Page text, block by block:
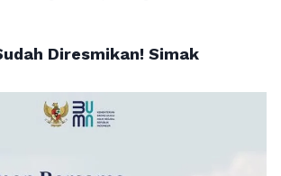
Diresmikan! Simak